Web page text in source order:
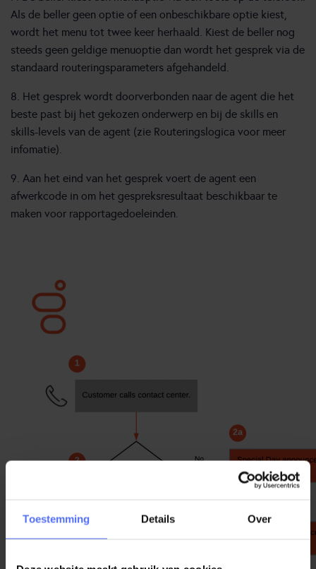
Toestemming Details Over
Als de beller geen optie of een onbeschikbare optie kiest,
wordt het menu tot twee keer herhaald. Kiest de beller nog
steeds geen geldige menuoptie dan wordt het gesprek via de
standaard routeringsparameters afgehandeld.
8. Het gesprek wordt doorverbonden naar de agent die het
beste past bij het gekozen onderwerp en bij de skills en
skills-levels van de agent (zie Routeringslogica voor meer
infomatie).
9. Aan het eind van het gesprek voert de agent een
afwerkcode in om het gespreksresultaat beschikbaar te
maken voor rapportagedoeleinden.